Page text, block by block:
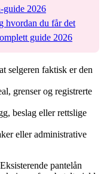
guide 2026
hvordan du får det
guide 2026
selgeren faktisk er den
grenser og registrerte
beslag eller rettslige
eller administrative
pantelån